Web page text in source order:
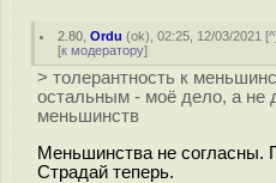
2.80 ,Ordu (ok), 02:25, 12/03/2021 [^
[к модератору]
> толерантность к
остальным - моё дело, а не
меньшинств
Меньшинства не согласны.
Страдай теперь.